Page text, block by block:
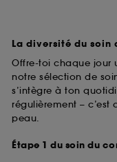
La diversité du
Offre-toi chaque jour
notre sélection de
s’intègre à ton
régulièrement –
peau.
Étape 1 du soin du